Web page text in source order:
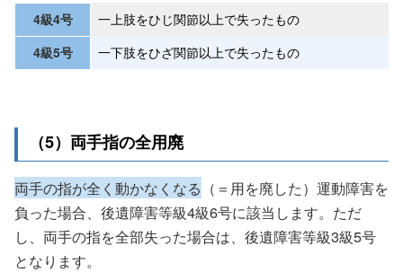
4級4号
一上肢をひじ関節以上で失ったもの
4級5号
一下肢をひざ関節以上で失ったもの
（5）両手指の全用廃
両手の指が全く動かなくなる （＝用を廃した）運動障害を
負った場合、後遺障害等級4級6号に該当します。ただ
し、両手の指を全部失った場合は、後遺障害等級3級5号
となります。